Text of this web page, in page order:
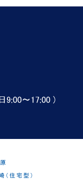
9:00〜17:00 )
（住宅型）